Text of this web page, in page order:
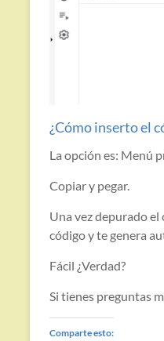
¿Cómo inserto el
La opción es: Menú
Copiar y pegar.
Una vez depurado
código y te genera
Fácil ¿Verdad?
Si tienes preguntas
Comparte esto: